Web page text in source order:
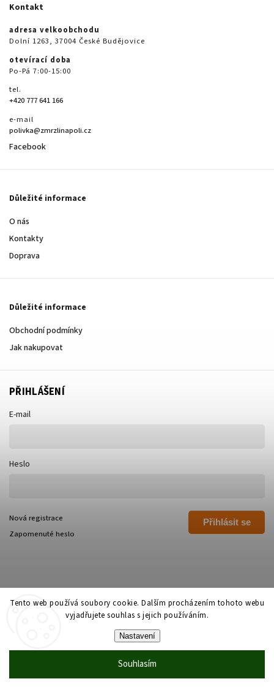
Tento web používá soubory cookie. Dalším procházením tohoto webu
vyjadřujete souhlas s jejich používáním.
Nastavení
Souhlasím
Kontakt
adresa velkoobchodu
Dolní 1263, 37004 České Budějovice
otevírací doba
Po-Pá 7:00-15:00
tel.
+420 777 641 166
e-mail
polivka@zmrzlinapoli.cz
Facebook
Důležité informace
O nás
Kontakty
Doprava
Důležité informace
Obchodní podmínky
Jak nakupovat
PŘIHLÁŠENÍ
E-mail
Heslo
Přihlásit se
Nová registrace
Zapomenuté heslo
Vytvořil Shoptet
Copyright 2026 Polívka Libor - POLI . Všechna práva vyhrazena.
Grafický návrh vytvořil a nakódoval